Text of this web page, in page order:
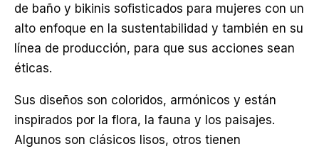
de baño y bikinis sofisticados para mujeres con un
alto enfoque en la sustentabilidad y también en su
línea de producción, para que sus acciones sean
éticas.
Sus diseños son coloridos, armónicos y están
inspirados por la flora, la fauna y los paisajes.
Algunos son clásicos lisos, otros tienen